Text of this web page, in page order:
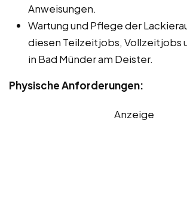
Anweisungen.
Wartung und Pflege der
diesen Teilzeitjobs, Vollzeitjobs
in Bad Münder am Deister.
Physische Anforderungen:
Anzeige